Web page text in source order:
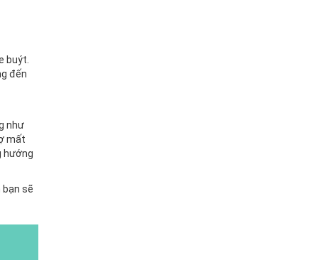
buýt.
đến
như
mất
hướng
sẽ